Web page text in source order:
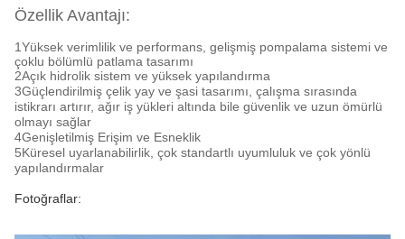
Özellik Avantajı:
1Yüksek verimlilik ve performans, gelişmiş pompalama sistemi ve
çoklu bölümlü patlama tasarımı
2Açık hidrolik sistem ve yüksek yapılandırma
3Güçlendirilmiş çelik yay ve şasi tasarımı, çalışma sırasında
istikrarı artırır, ağır iş yükleri altında bile güvenlik ve uzun ömürlü
olmayı sağlar
4Genişletilmiş Erişim ve Esneklik
5Küresel uyarlanabilirlik, çok standartlı uyumluluk ve çok yönlü
yapılandırmalar
Fotoğraflar: